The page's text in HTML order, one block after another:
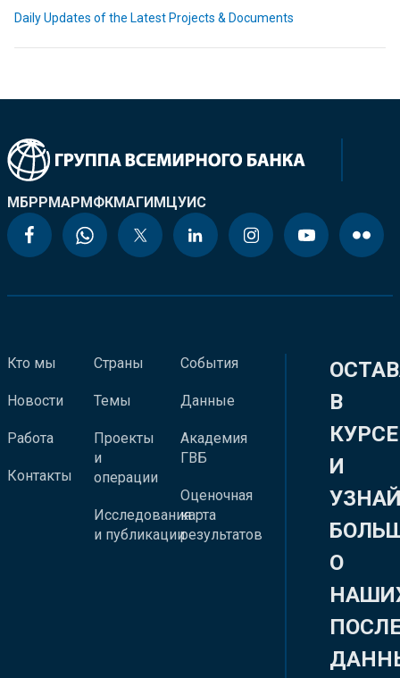
Daily Updates of the Latest Projects & Documents
МБРРМАРМФКМАГИМЦУИС
Кто мы
Новости
Работа
Контакты
Страны
Темы
Проекты
и
операции
Исследования
и публикации
События
Данные
Академия
ГВБ
Оценочная
карта
результатов
В
КУРСЕ
И
О